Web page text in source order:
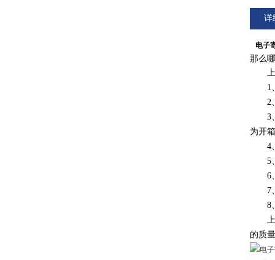
详
电子
那么
上海
1、
2、
3、
为开
4、
5、
6、
7、*
8、
上海
的质